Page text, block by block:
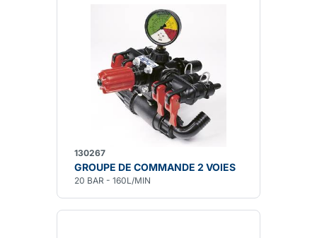
130267
GROUPE DE COMMANDE 2 VOIES
20 BAR - 160L/MIN